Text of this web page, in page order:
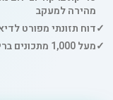
מהירה למעקב
✓דוח תזונתי מפורט
✓מעל 1,000 מתכונים בריאים ומגוונים